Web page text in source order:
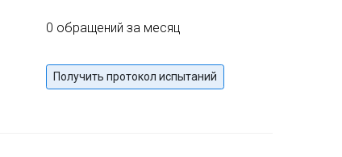
0 обращений за месяц
Получить протокол испытаний